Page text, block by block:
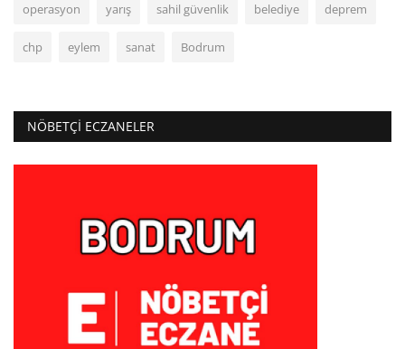
operasyon yarış sahil güvenlik belediye deprem
chp eylem sanat Bodrum
NÖBETÇI ECZANELER